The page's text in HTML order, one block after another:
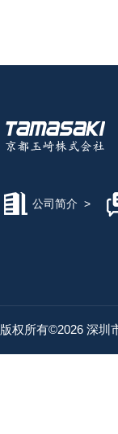
公司简介 >
版权所有©2026 深圳